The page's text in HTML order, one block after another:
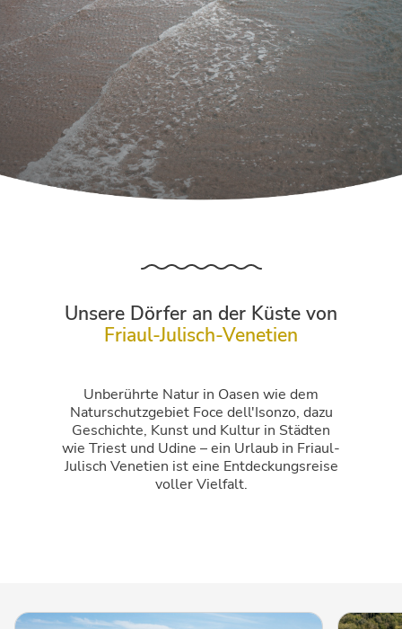
Unsere Dörfer an der Küste von
Friaul-Julisch-Venetien
Unberührte Natur in Oasen wie dem
Naturschutzgebiet Foce dell'Isonzo, dazu
Geschichte, Kunst und Kultur in Städten
wie Triest und Udine – ein Urlaub in Friaul-
Julisch Venetien ist eine Entdeckungsreise
voller Vielfalt.